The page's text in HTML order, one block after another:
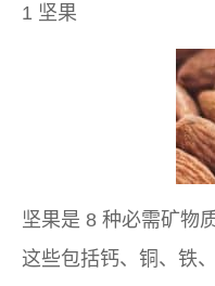
1 坚果
坚果是 8 种必需矿物
这些包括钙、铜、铁